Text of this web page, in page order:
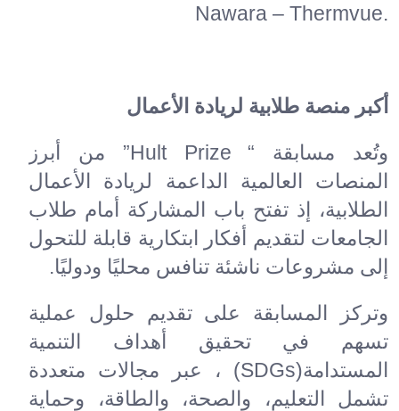
Nawara – Thermvue.
أكبر منصة طلابية لريادة الأعمال
وتُعد مسابقة “
Hult Prize
” من أبرز
المنصات العالمية الداعمة لريادة الأعمال
الطلابية، إذ تفتح باب المشاركة أمام طلاب
الجامعات لتقديم أفكار ابتكارية قابلة للتحول
إلى مشروعات ناشئة تنافس محليًا ودوليًا.
وتركز المسابقة على تقديم حلول عملية
تسهم في تحقيق أهداف التنمية
المستدامة(SDGs) ، عبر مجالات متعددة
تشمل التعليم، والصحة، والطاقة، وحماية